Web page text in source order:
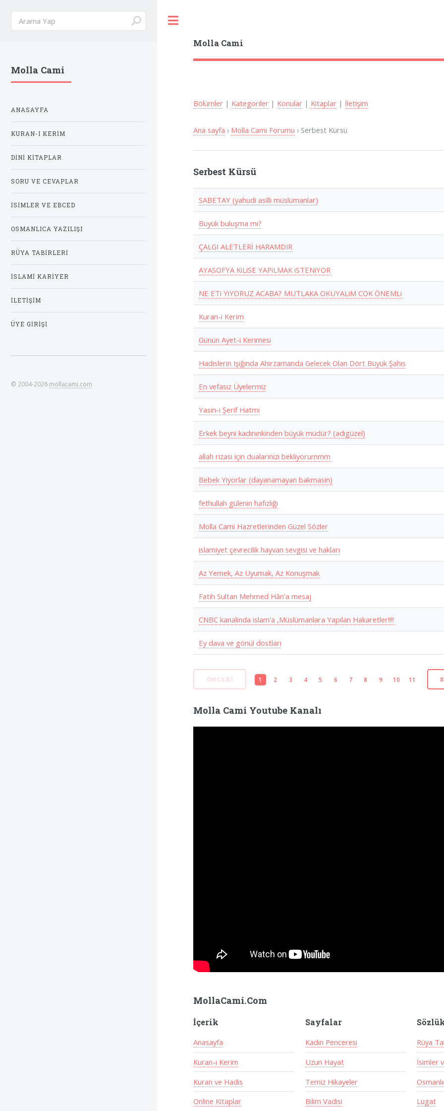
Molla Cami
Bölümler | Kategoriler | Konular | Kitaplar | İletişim
Ana sayfa › Molla Cami Forumu › Serbest Kürsü
Serbest Kürsü
SABETAY (yahudi asilli müslümanlar)
Büyük buluşma mı?
ÇALGI ALETLERİ HARAMDIR
AYASOFYA KiLiSE YAPiLMAK iSTENiYOR
NE ETi YiYORUZ ACABA? MUTLAKA OKUYALiM COK ÖNEMLi
Kuran-i Kerim
Günün Ayet-i Kerimesi
Hadislerin Işığında Ahirzamanda Gelecek Olan Dört Büyük Şahıs
En vefasız Üyelermiz
Yasin-i Şerif Hatmi
Erkek beyni kadınınkinden büyük müdür? (adıgüzel)
allah rizasi için dualarinizi bekliyorummm
Bebek Yiyorlar (dayanamayan bakmasin)
fethullah gülenin hafızlığı
Molla Cami Hazretlerinden Güzel Sözler
islamiyet çevrecilik hayvan sevgisi ve hakları
Az Yemek, Az Uyumak, Az Konuşmak
Fatih Sultan Mehmed Hân'a mesaj
CNBC kanalinda islam'a ,Müslümanlara Yapilan Hakaretler!!!!
Ey dava ve gönül dostları
ÖNCEKI 1 2 3 4 5 6 7 8 9 10 11
Molla Cami Youtube Kanalı
MollaCami.Com
İçerik
Anasayfa
Kuran-ı Kerim
Kuran ve Hadis
Online Kitaplar
Sayfalar
Kadın Penceresi
Uzun Hayat
Temiz Hikayeler
Bilim Vadisi
Rüya
İsimler
Lugat
Molla Cami
ANASAYFA
KURAN-I KERIM
DINI KITAPLAR
SORU VE CEVAPLAR
İSIMLER VE EBCED
OSMANLICA YAZILIŞI
RÜYA TABIRLERI
İSLAMI KARIYER
İLETIŞIM
ÜYE GIRIŞI
© 2004-2026 mollacami.com